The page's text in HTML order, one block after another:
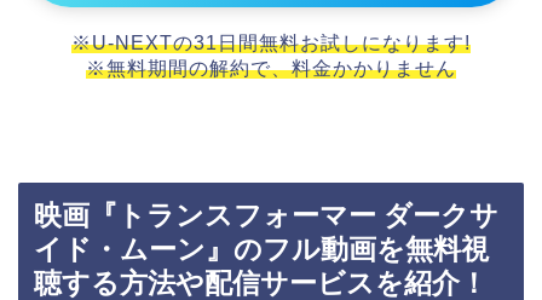
※U-NEXTの31日間無料お試しになります!
※無料期間の解約で、料金かかりません
映画『トランスフォーマー ダークサ
イド・ムーン』のフル動画を無料視
聴する方法や配信サービスを紹介！